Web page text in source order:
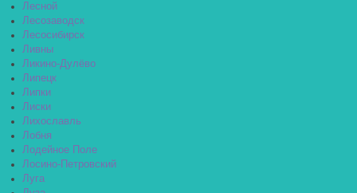
Лесной
Лесозаводск
Лесосибирск
Ливны
Ликино-Дулёво
Липецк
Липки
Лиски
Лихославль
Лобня
Лодейное Поле
Лосино-Петровский
Луга